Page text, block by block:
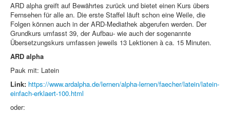
ARD alpha greift auf Bewährtes zurück und bietet einen Kurs übers
Fernsehen für alle an. Die erste Staffel läuft schon eine Weile, die
Folgen können auch in der ARD-Mediathek abgerufen werden. Der
Grundkurs umfasst 39, der Aufbau- wie auch der sogenannte
Übersetzungskurs umfassen jeweils 13 Lektionen à ca. 15 Minuten.
ARD alpha
Pauk mit: Latein
Link: https://www.ardalpha.de/lernen/alpha-lernen/faecher/latein/latein-
einfach-erklaert-100.html
oder: